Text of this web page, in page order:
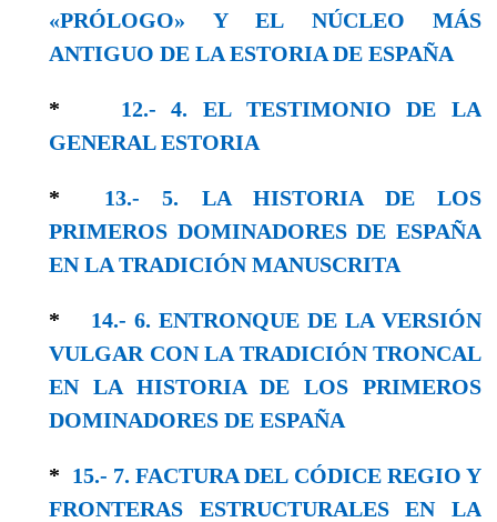
«PRÓLOGO» Y EL NÚCLEO MÁS
ANTIGUO DE LA ESTORIA DE ESPAÑA
* 12.- 4. EL TESTIMONIO DE LA
GENERAL ESTORIA
* 13.- 5. LA HISTORIA DE LOS
PRIMEROS DOMINADORES DE ESPAÑA
EN LA TRADICIÓN MANUSCRITA
* 14.- 6. ENTRONQUE DE LA VERSIÓN
VULGAR CON LA TRADICIÓN TRONCAL
EN LA HISTORIA DE LOS PRIMEROS
DOMINADORES DE ESPAÑA
* 15.- 7. FACTURA DEL CÓDICE REGIO Y
FRONTERAS ESTRUCTURALES EN LA